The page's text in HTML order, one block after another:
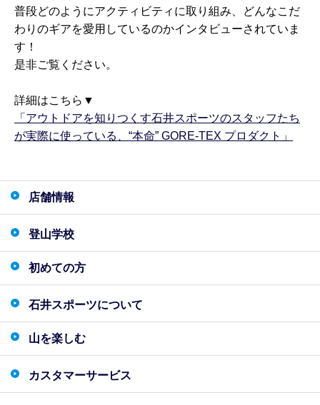
普段どのようにアクティビティに取り組み、どんなこだ
わりのギアを愛用しているのかインタビューされていま
す！
是非ご覧ください。
詳細はこちら▼
「アウトドアを知りつくす石井スポーツのスタッフたち
が実際に使っている、“本命” GORE-TEX プロダクト」
店舗情報
登山学校
初めての方
石井スポーツについて
山を楽しむ
カスタマーサービス